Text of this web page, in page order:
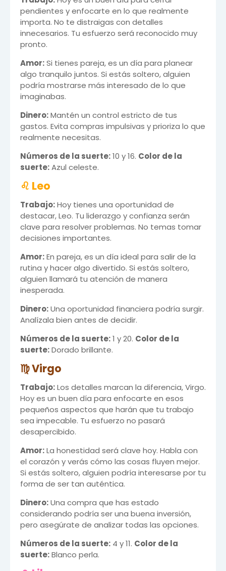
pendientes y enfocarte en lo que realmente
importa. No te distraigas con detalles
innecesarios. Tu esfuerzo será reconocido muy
pronto.
Amor:Si tienes pareja, es un día para planear
algo tranquilo juntos. Si estás soltero, alguien
podría mostrarse más interesado de lo que
imaginabas.
Dinero:Mantén un control estricto de tus
gastos. Evita compras impulsivas y prioriza lo que
realmente necesitas.
Números de la suerte:10 y 16. Color de la
suerte:Azul celeste.
♌ Leo
Trabajo:Hoy tienes una oportunidad de
destacar, Leo. Tu liderazgo y confianza serán
clave para resolver problemas. No temas tomar
decisiones importantes.
Amor:En pareja, es un día ideal para salir de la
rutina y hacer algo divertido. Si estás soltero,
alguien llamará tu atención de manera
inesperada.
Dinero:Una oportunidad financiera podría surgir.
Analízala bien antes de decidir.
Números de la suerte:1 y 20. Color de la
suerte:Dorado brillante.
♍ Virgo
Trabajo:Los detalles marcan la diferencia, Virgo.
Hoy es un buen día para enfocarte en esos
pequeños aspectos que harán que tu trabajo
sea impecable. Tu esfuerzo no pasará
desapercibido.
Amor:La honestidad será clave hoy. Habla con
el corazón y verás cómo las cosas fluyen mejor.
Si estás soltero, alguien podría interesarse por tu
forma de ser tan auténtica.
Dinero:Una compra que has estado
considerando podría ser una buena inversión,
pero asegúrate de analizar todas las opciones.
Números de la suerte: 4 y 11. Color de la
suerte:Blanco perla.